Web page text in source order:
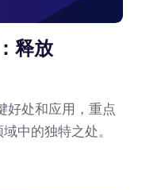
释放
好处和应用，重点
中的独特之处。